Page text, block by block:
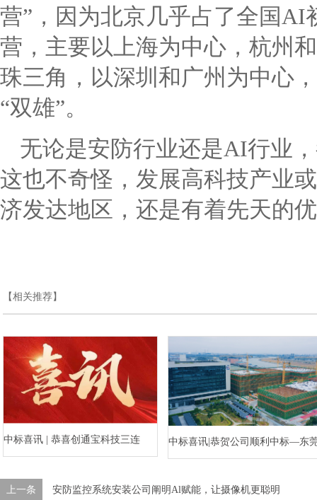
营”，因为北京几乎占了全国
营，主要以上海为中心，杭州
珠三角，以深圳和广州为中心
“双雄”。
无论是安防行业还是AI行业
这也不奇怪，发展高科技产业
济发达地区，还是有着先天的
【相关推荐】
中标喜讯 | 恭喜创通宝科技三连 中标喜讯|恭贺公司顺利中标—东
上一条 安防监控系统安装公司阐明Al赋能，让摄像机更聪明